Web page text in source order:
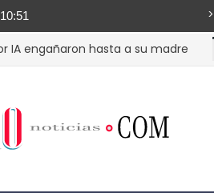
>Información
hasta a su madre